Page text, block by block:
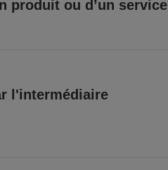
produit ou d’un service
l'intermédiaire